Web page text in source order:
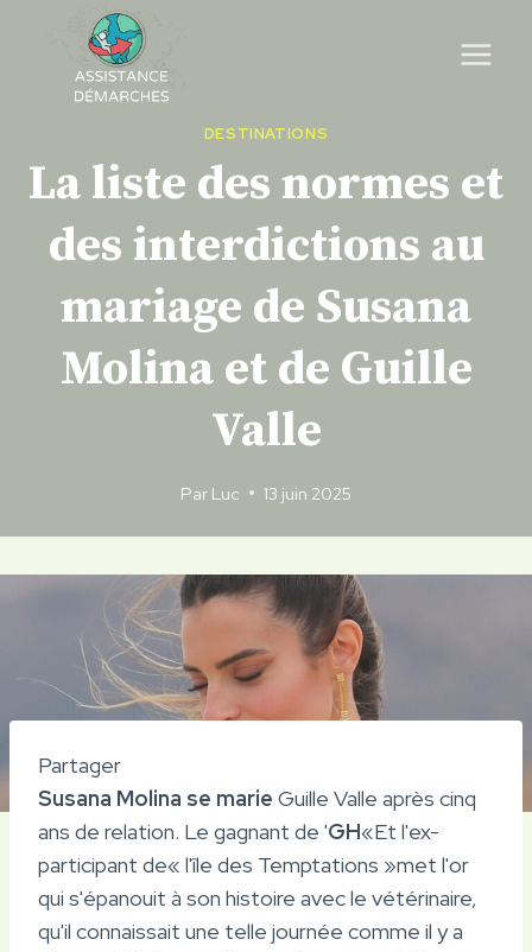
content
DESTINATIONS
La liste des normes et
des interdictions au
mariage de Susana
Molina et de Guille
Valle
Par Luc 13 juin 2025
Partager
Susana Molina se marie Guille Valle après cinq
ans de relation. Le gagnant de 'GH«Et l'ex-
participant de« l'île des Temptations »met l'or
qui s'épanouit à son histoire avec le vétérinaire,
qu'il connaissait une telle journée comme il y a